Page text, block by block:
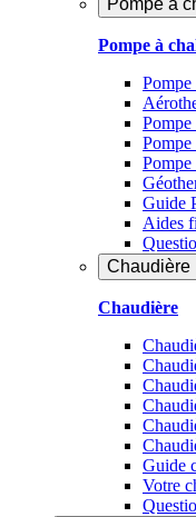
Pompe à
Pompe à
Pompe
Pompe
Pompe
Guide
Aides
Chaudière
Chaudière
Guide
Votre